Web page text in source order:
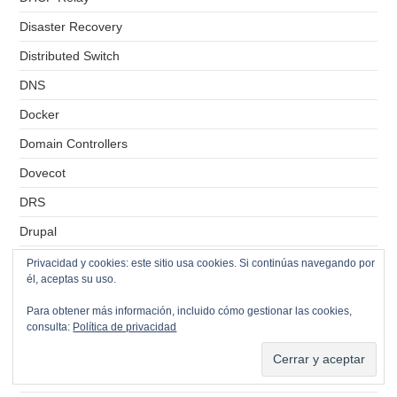
Disaster Recovery
Distributed Switch
DNS
Docker
Domain Controllers
Dovecot
DRS
Drupal
ebook
Emparejamiento
Privacidad y cookies: este sitio usa cookies. Si continúas navegando por
él, aceptas su uso.
Para obtener más información, incluido cómo gestionar las cookies,
consulta: Política de privacidad